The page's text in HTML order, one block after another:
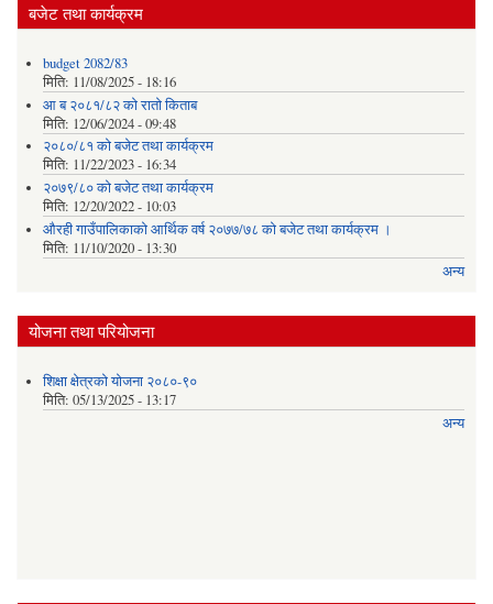
बजेट तथा कार्यक्रम
budget 2082/83
मिति: 11/08/2025 - 18:16
आ ब २०८१/८२ काे राताे किताब
मिति: 12/06/2024 - 09:48
२०८०/८१ को बजेट तथा कार्यक्रम
मिति: 11/22/2023 - 16:34
२०७९/८० को बजेट तथा कार्यक्रम
मिति: 12/20/2022 - 10:03
औरही गाउँपालिकाको आर्थिक वर्ष २०७७/७८ को बजेट तथा कार्यक्रम ।
मिति: 11/10/2020 - 13:30
अन्य
योजना तथा परियोजना
शिक्षा क्षेत्रको योजना २०८०-९०
मिति: 05/13/2025 - 13:17
अन्य